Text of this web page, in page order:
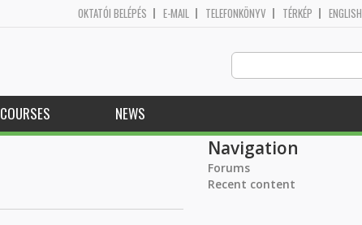
OKTATÓI BELÉPÉS E-MAIL TELEFONKÖNYV TÉRKÉP ENGLISH
COURSES NEWS
Navigation
Forums
Recent content